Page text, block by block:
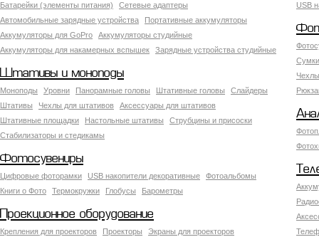
Батарейки (элементы питания)
Сетевые адаптеры
Автомобильные зарядные устройства
Портативные аккумуляторы
Аккумуляторы для GoPro
Аккумуляторы студийные
Аккумуляторы для накамерных вспышек
Зарядные устройства студийные
USB
Штативы и моноподы
Моноподы Уровни Панорамные головы Штативные головы
Слайдеры
Штативы
Чехлы для штативов
Аксессуары для штативов
Штативные площадки
Настольные штативы
Струбцины и присоски
Стабилизаторы и стедикамы
Фотосувениры
Цифровые фоторамки USB накопители декоративные
Фотоальбомы
Книги о Фото
Термокружки Глобусы Барометры
Проекционное оборудование
Крепления для проекторов Проекторы
Экраны для проекторов